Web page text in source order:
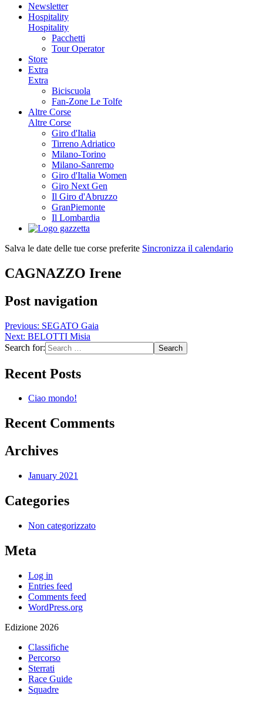
Newsletter
Hospitality
Hospitality
Pacchetti
Tour Operator
Store
Extra
Extra
Biciscuola
Fan-Zone Le Tolfe
Altre Corse
Altre Corse
Giro d'Italia
Tirreno Adriatico
Milano-Torino
Milano-Sanremo
Giro d'Italia Women
Giro Next Gen
Il Giro d'Abruzzo
GranPiemonte
Il Lombardia
Salva le date delle tue corse preferite Sincronizza il calendario
CAGNAZZO Irene
Post navigation
Previous: SEGATO Gaia
Next: BELOTTI Misia
Search for:
Recent Posts
Ciao mondo!
Recent Comments
Archives
January 2021
Categories
Non categorizzato
Meta
Log in
Entries feed
Comments feed
WordPress.org
Edizione 2026
Classifiche
Percorso
Sterrati
Race Guide
Squadre